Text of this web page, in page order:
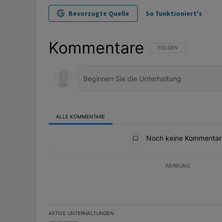
Bevorzugte Quelle So funktioniert's
Kommentare FOLGE DIESER
FOLGEN
ALLE KOMMENTARE
Noch keine
WERBUNG
AKTIVE UNTERHALTUNGEN